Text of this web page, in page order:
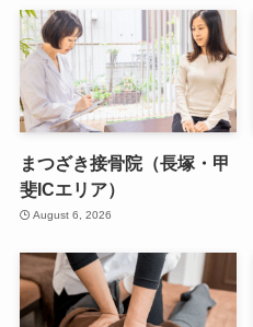
まつざき接骨院（長塚・甲
斐ICエリア）
August 6, 2026